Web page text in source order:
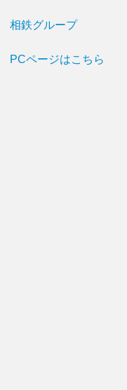
相鉄グループ
PCページはこちら